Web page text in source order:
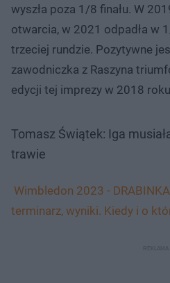
wyszła poza 1/8 finału. W
otwarcia, w 2021 odpadła w
trzeciej rundzie. Pozytywne
zawodniczka z Raszyna
edycji tej imprezy w 2018
Tomasz Świątek: Iga
trawie
Wimbledon 2023 -
terminarz, wyniki. Kiedy i o